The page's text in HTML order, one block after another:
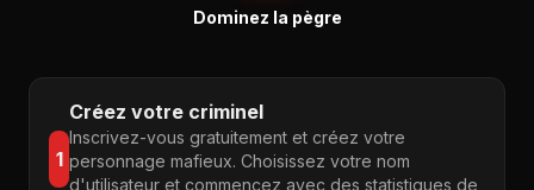
Dominez la pègre
1
Créez votre criminel
Inscrivez-vous gratuitement et créez votre
personnage mafieux. Choisissez votre nom
d'utilisateur et commencez avec des statistiques de